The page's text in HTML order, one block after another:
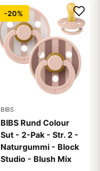
-20%
BIBS
BIBS Rund Colour
Sut - 2-Pak - Str. 2 -
Naturgummi - Block
Studio - Blush Mix